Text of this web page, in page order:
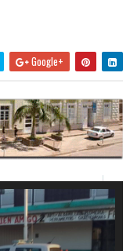
Google+